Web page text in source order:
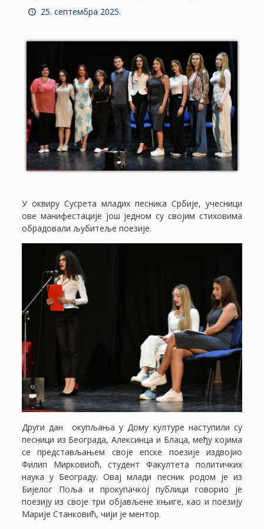
25. септембра 2025.
У оквиру Сусрета младих песника Србије, учесници
ове манифестације још једном су својим стиховима
обрадовали љубитеље поезије.
Други дан окупљања у Дому културе наступили су
песници из Београда, Алексинца и Блаца, међу којима
се представљањем своје епске поезије издвојио
Филип Мирковиоћ, студент Факултета политичких
наука у Београду. Овај млади песник родом је из
Бијелог Поља и прокупачкој публици говорио је
поезију из своје три објављене књиге, као и поезију
Марије Станковић, чији је ментор.